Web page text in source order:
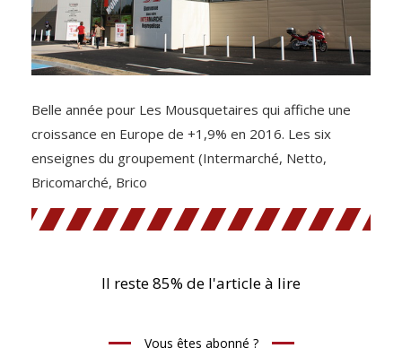
Belle année pour Les Mousquetaires qui affiche une
croissance en Europe de +1,9% en 2016. Les six
enseignes du groupement (Intermarché, Netto,
Bricomarché, Brico
Il reste 85% de l'article à lire
Vous êtes abonné ?